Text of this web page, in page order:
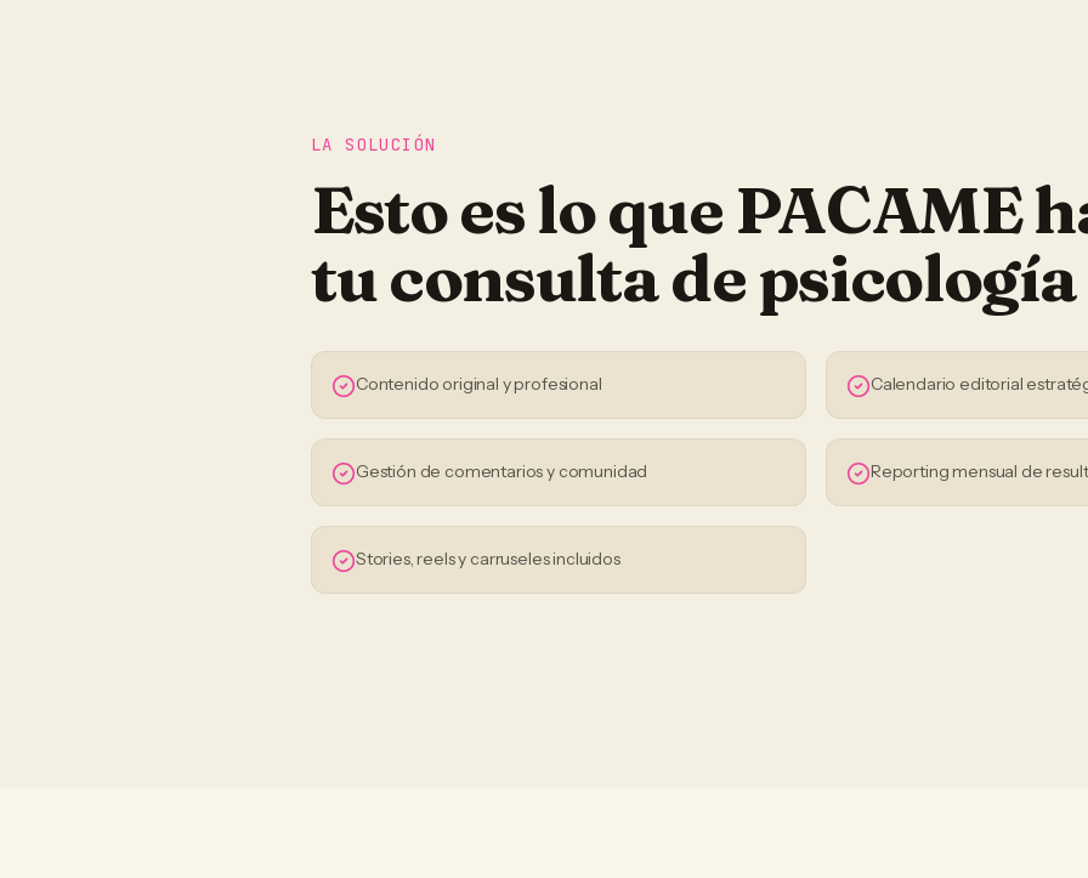
LA SOLUCIÓN
Esto es lo que PACAME
tuconsulta de psicología
Contenido original y profesional Calendario editorial
Gestión de comentarios y comunidad Reporting mensual de
Stories, reels y carruseles incluidos